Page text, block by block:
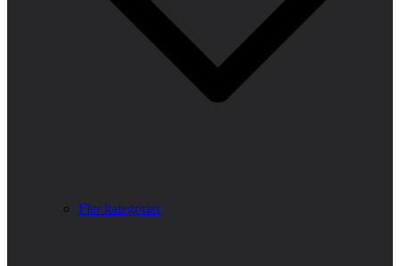
Fler kategorier